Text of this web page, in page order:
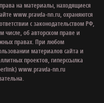
на материалы, находящиеся
www.pravda-nn.ru, охраняются
с законодательством РФ,
числе, об авторском праве и
правах. При любом
материалов сайта и
проектов, гиперссылка
www.pravda-nn.ru